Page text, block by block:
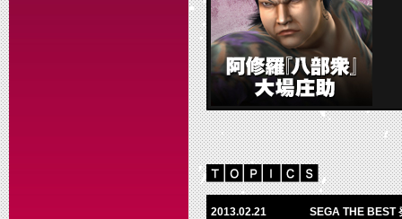
2013.02.21 SEGA THE BEST